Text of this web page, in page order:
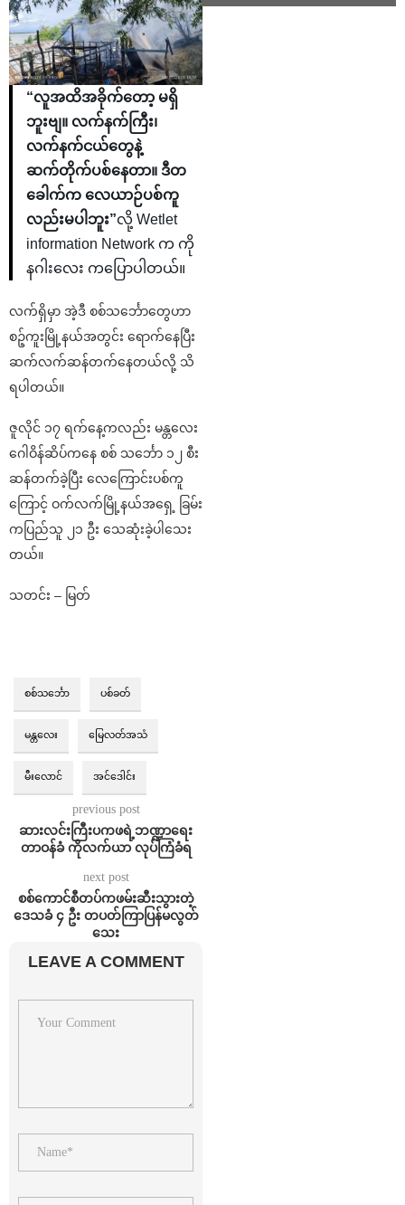
“လူအထိအခိုက်တော့ မရှိ
ဘူး‌ဗျ။ လက်နက်ကြီး၊
လက်နက်ငယ်တွေနဲ့
ဆက်တိုက်ပစ်နေတာ။ ဒီတ
ခေါက်က လေယာဉ်ပစ်ကူ
လည်းမပါဘူး”လို့ Wetlet
information Network က ကို
နဂါးလေး ကပြောပါတယ်။
လက်ရှိမှာ အဲ့ဒီ စစ်သင်္ဘောတွေဟာ
စဉ့်ကူးမြို့နယ်အတွင်း ရောက်နေပြီး
ဆက်လက်ဆန်တက်နေတယ်လို့ သိ
ရပါတယ်။
ဇူလိုင် ၁၇ ရက်နေ့ကလည်း မန္တလေး
ဂေါဝိန်ဆိပ်ကနေ စစ် သင်္ဘော ၁၂ စီး
ဆန်တက်ခဲ့ပြီး လေကြောင်းပစ်ကူ
ကြောင့် ဝက်လက်မြို့နယ်အရှေ့ ခြမ်း
ကပြည်သူ ၂၁ ဦး သေဆုံးခဲ့ပါသေး
တယ်။
သတင်း – မြတ်
စစ်သင်္ဘော ပစ်ခတ်
မန္တလေး မြေလတ်အသံ
မီးလောင် အင်ဒေါင်း
previous post
ဆားလင်းကြီးပကဖရဲ့ဘဏ္ဍာရေး
တာဝန်ခံ ကိုလက်ယာ လုပ်ကြံခံရ
next post
စစ်ကောင်စီတပ်ကဖမ်းဆီးသွားတဲ့
ဒေသခံ ၄ ဦး တပတ်ကြာပြန်မလွတ်
သေး
LEAVE A COMMENT